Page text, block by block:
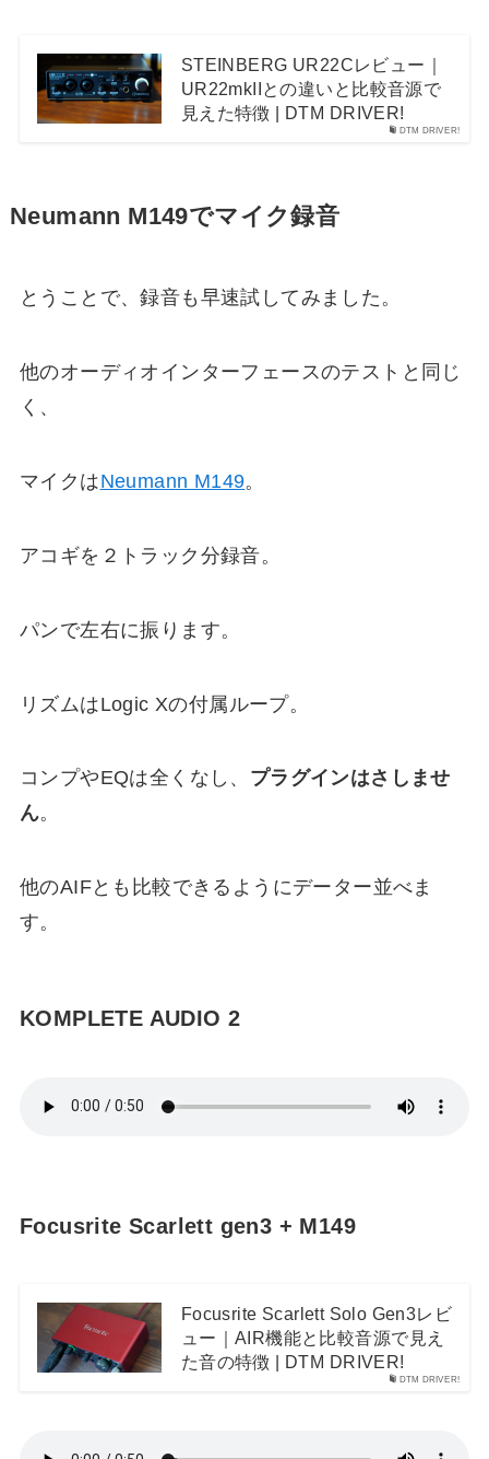
DTM DRIVER!
STEINBERG UR22Cレビュー｜
UR22mkIIとの違いと比較音源で
見えた特徴 | DTM DRIVER!
Neumann M149でマイク録音
とうことで、録音も早速試してみました。
他のオーディオインターフェースのテストと同じ
く、
マイクはNeumann M149。
アコギを２トラック分録音。
パンで左右に振ります。
リズムはLogic Xの付属ループ。
コンプやEQは全くなし、 プラグインはさしませ
ん。
他のAIFとも比較できるようにデーター並べま
す。
KOMPLETE AUDIO 2
Focusrite Scarlett gen3 + M149
DTM DRIVER!
Focusrite Scarlett Solo Gen3レビ
ュー｜AIR機能と比較音源で見え
た音の特徴 | DTM DRIVER!